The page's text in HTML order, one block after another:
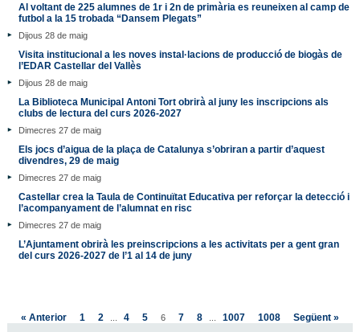
Al voltant de 225 alumnes de 1r i 2n de primària es reuneixen al camp de
futbol a la 15 trobada “Dansem Plegats”
Dijous 28 de maig
Visita institucional a les noves instal·lacions de producció de biogàs de
l’EDAR Castellar del Vallès
Dijous 28 de maig
La Biblioteca Municipal Antoni Tort obrirà al juny les inscripcions als
clubs de lectura del curs 2026-2027
Dimecres 27 de maig
Els jocs d’aigua de la plaça de Catalunya s’obriran a partir d’aquest
divendres, 29 de maig
Dimecres 27 de maig
Castellar crea la Taula de Continuïtat Educativa per reforçar la detecció i
l’acompanyament de l’alumnat en risc
Dimecres 27 de maig
L’Ajuntament obrirà les preinscripcions a les activitats per a gent gran
del curs 2026-2027 de l’1 al 14 de juny
« Anterior 1 2 4 5 6 7 8 1007 1008 Següent »